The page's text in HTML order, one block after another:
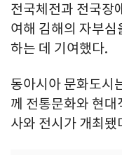
전국체전과 전국장
여해 김해의 자부
하는 데 기여했다.
동아시아 문화도시
께 전통문화와 현대
사와 전시가 개최됐